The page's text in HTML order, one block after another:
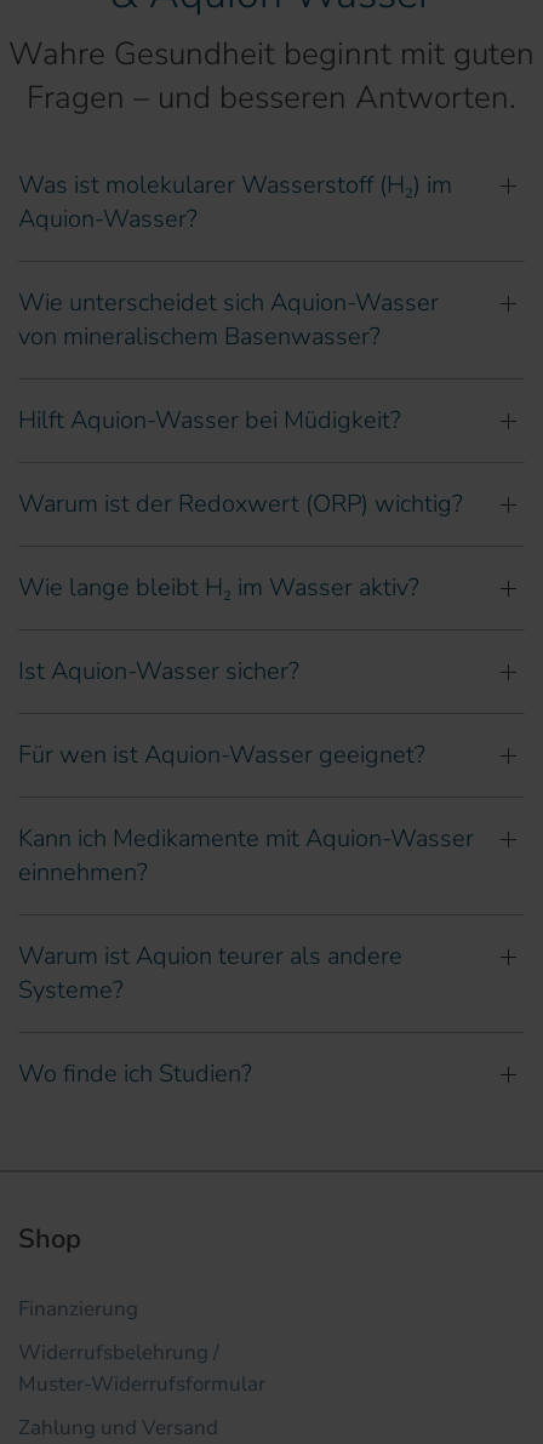
Wahre Gesundheit beginnt mit guten
Fragen – und besseren Antworten.
Was ist molekularer Wasserstoff (H₂) im
Aquion-Wasser?
Wie unterscheidet sich Aquion-Wasser
von mineralischem Basenwasser?
Hilft Aquion-Wasser bei Müdigkeit?
Warum ist der Redoxwert (ORP) wichtig?
Wie lange bleibt H₂ im Wasser aktiv?
Ist Aquion-Wasser sicher?
Für wen ist Aquion-Wasser geeignet?
Kann ich Medikamente mit Aquion-Wasser
einnehmen?
Warum ist Aquion teurer als andere
Systeme?
Wo finde ich Studien?
Shop
Finanzierung
Widerrufsbelehrung /
Muster-Widerrufsformular
Zahlung und Versand